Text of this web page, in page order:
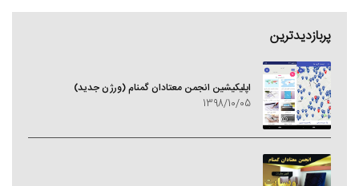
پربازدیدترین
اپلیکیشین انجمن معتادان گمنام (ورژن جدید)
1398/10/05